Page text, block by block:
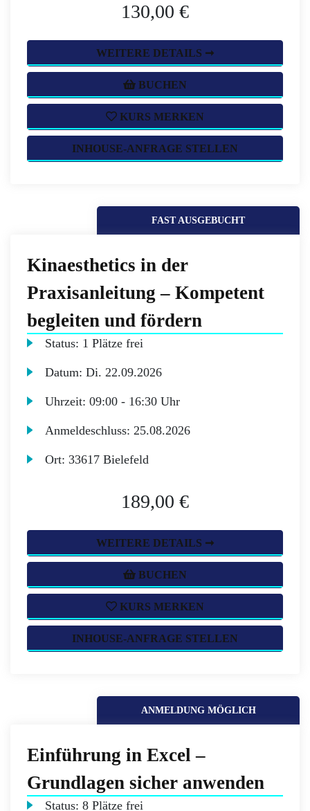
130,00 €
WEITERE DETAILS ➞
BUCHEN
KURS MERKEN
INHOUSE-ANFRAGE STELLEN
FAST AUSGEBUCHT
Kinaesthetics in der
Praxisanleitung – Kompetent
begleiten und fördern
Status: 1 Plätze frei
Datum:Di. 22.09.2026
Uhrzeit:09:00 - 16:30 Uhr
Anmeldeschluss:25.08.2026
Ort:33617 Bielefeld
189,00 €
WEITERE DETAILS ➞
BUCHEN
KURS MERKEN
INHOUSE-ANFRAGE STELLEN
ANMELDUNG MÖGLICH
Einführung in Excel –
Grundlagen sicher anwenden
Status:8 Plätze frei